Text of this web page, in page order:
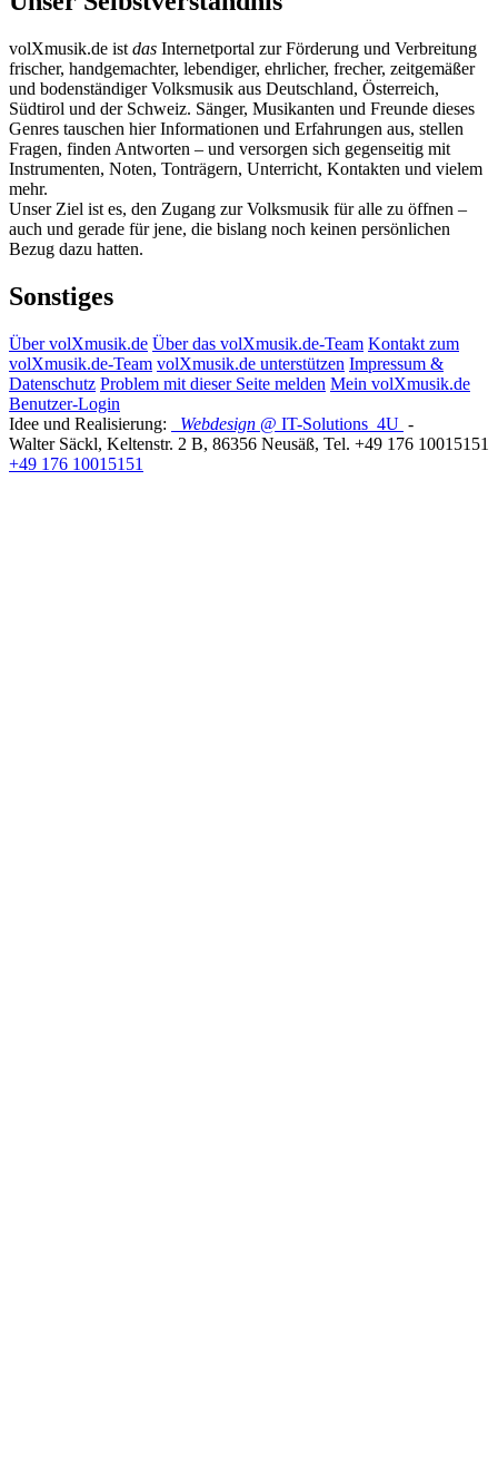
volXmusik.de ist das Internetportal zur Förderung und Verbreitung
frischer, handgemachter, lebendiger, ehrlicher, frecher, zeitgemäßer
und bodenständiger Volksmusik aus Deutschland, Österreich,
Südtirol und der Schweiz. Sänger, Musikanten und Freunde dieses
Genres tauschen hier Informationen und Erfahrungen aus, stellen
Fragen, finden Antworten – und versorgen sich gegenseitig mit
Instrumenten, Noten, Tonträgern, Unterricht, Kontakten und vielem
mehr.
Unser Ziel ist es, den Zugang zur Volksmusik für alle zu öffnen –
auch und gerade für jene, die bislang noch keinen persönlichen
Bezug dazu hatten.
Sonstiges
Über volXmusik.de Über das volXmusik.de-Team Kontakt zum
volXmusik.de-Team volXmusik.de unterstützen Impressum &
Datenschutz Problem mit dieser Seite melden Mein volXmusik.de
Benutzer-Login
Idee und Realisierung:
Webdesign @ IT-Solutions 4U -
Walter Säckl, Keltenstr. 2 B, 86356 Neusäß, Tel. +49 176 10015151
+49 176 10015151